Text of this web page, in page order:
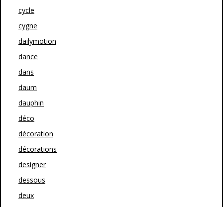
cycle
cygne
dailymotion
dance
dans
daum
dauphin
déco
décoration
décorations
designer
dessous
deux